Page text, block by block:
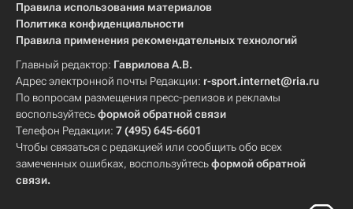
Правила использования материалов
Политика конфиденциальности
Правила применения рекомендательных технологий
Главный редактор: Гаврилова А.В.
Адрес электронной почты Редакции: r-sport.internet@ria.ru
По вопросам размещения пресс-релизов и рекламы
воспользуйтесьформой обратной связи
Телефон Редакции: 7 (495) 645-6601
Чтобы связаться с редакцией или сообщить обо всех
замеченных ошибках, воспользуйтесьформой обратной
связи.